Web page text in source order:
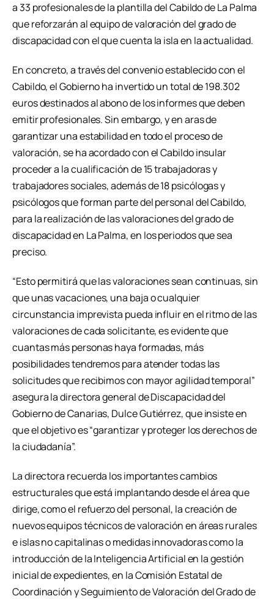
a 33 profesionales de la plantilla del Cabildo de La Palma
que reforzarán al equipo de valoración del grado de
discapacidad con el que cuenta la isla en la actualidad.
En concreto, a través del convenio establecido con el
Cabildo, el Gobierno ha invertido un total de 198.302
euros destinados al abono de los informes que deben
emitir profesionales. Sin embargo, y en aras de
garantizar una estabilidad en todo el proceso de
valoración, se ha acordado con el Cabildo insular
proceder a la cualificación de 15 trabajadoras y
trabajadores sociales, además de 18 psicólogas y
psicólogos que forman parte del personal del Cabildo,
para la realización de las valoraciones del grado de
discapacidad en La Palma, en los periodos que sea
preciso.
“Esto permitirá que las valoraciones sean continuas, sin
que unas vacaciones, una baja o cualquier
circunstancia imprevista pueda influir en el ritmo de las
valoraciones de cada solicitante, es evidente que
cuantas más personas haya formadas, más
posibilidades tendremos para atender todas las
solicitudes que recibimos con mayor agilidad temporal”
asegura la directora general de Discapacidad del
Gobierno de Canarias, Dulce Gutiérrez, que insiste en
que el objetivo es “garantizar y proteger los derechos de
la ciudadanía”.
La directora recuerda los importantes cambios
estructurales que está implantando desde el área que
dirige, como el refuerzo del personal, la creación de
nuevos equipos técnicos de valoración en áreas rurales
e islas no capitalinas o medidas innovadoras como la
introducción de la Inteligencia Artificial en la gestión
inicial de expedientes, en la Comisión Estatal de
Coordinación y Seguimiento de Valoración del Grado de